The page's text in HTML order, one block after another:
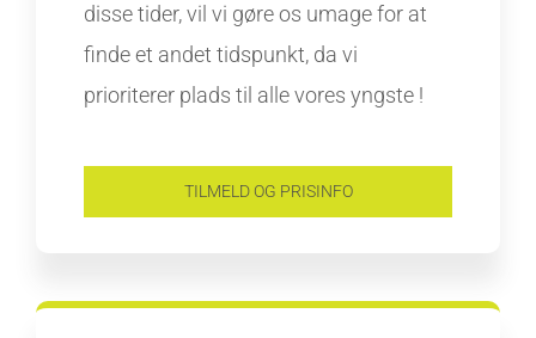
disse tider, vil vi gøre os umage for at
finde et andet tidspunkt, da vi
prioriterer plads til alle vores yngste !
TILMELD OG PRISINFO